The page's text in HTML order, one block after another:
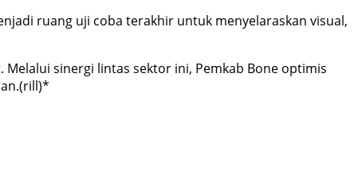
ruang uji coba terakhir untuk menyelaraskan visual,
sinergi lintas sektor ini, Pemkab Bone optimis